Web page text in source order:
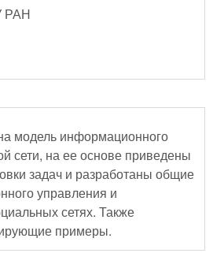
РАН
модель информационного
сети, на ее основе приведены
задач и разработаны общие
управления и
сетях. Также
примеры.